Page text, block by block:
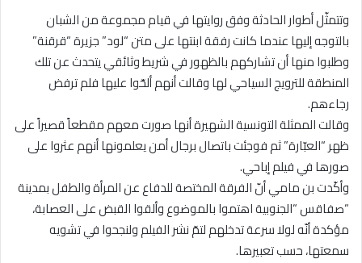
وتتمثّل أطوار الحادثة وفق روايتها في قيام مجموعة من الشبان
بالتوجه إليها عندما كانت رفقة ابنتها على متن “لود” جزيرة “قرقنة”
وطلبوا منها أن تشاركهم بالظهور في شريط وثائقي يتحدث عن تلك
المنطقة للترويج السياحي لها وقالت أنهم ألحّوا عليها فلم ترفض
رجاءهم.
وقالت الممثلة التونسية الشهيرة أنها صورت معهم مقطعاً قصيراً على
ظهر “العبّارة” ثم فوجئت باتصال برجال أمن يعلمونها أنهم عثروا على
صورها في فيلم إباحي.
وأكّدت بن مامي أنّ الفرقة المختصة للدفاع عن المرأة والطفل بمدينة
“صفاقس “الجنوبية اهتموا بالموضوع وألقوا القبض على العصابة،
مؤكدة أنّه لولا سرعة تدخلهم لتمّ نشر الفيلم ولنجحوا في تشويه
سمعتها، حسب تعبيرها.